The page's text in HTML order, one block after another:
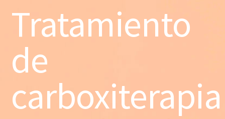
Tratamiento
de
carboxiterapia